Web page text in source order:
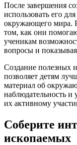
После завершения
использовать его
окружающего мира.
том, как они
ученикам
вопросы и
Создание полезных
позволяет детям
материал об
наблюдательность и
их активному
Соберите
ископаемых